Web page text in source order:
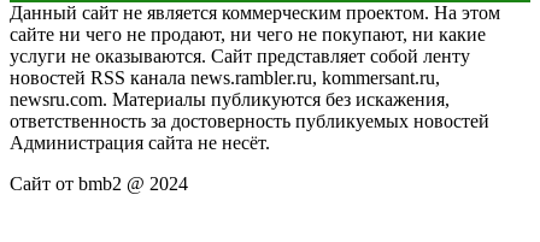
Данный сайт не является коммерческим проектом. На этом
сайте ни чего не продают, ни чего не покупают, ни какие
услуги не оказываются. Сайт представляет собой ленту
новостей RSS канала news.rambler.ru, kommersant.ru,
newsru.com. Материалы публикуются без искажения,
ответственность за достоверность публикуемых новостей
Администрация сайта не несёт.
Сайт от bmb2 @ 2024